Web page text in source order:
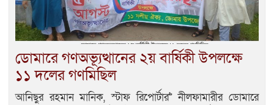
ডোমারে গণঅভ্যূত্থানের ২য় বার্ষিকী উপলক্ষে
১১ দলের গণমিছিল
আনিছুর রহমান মানিক, স্টাফ রিপোর্টার>> নীলফামারীর ডোমারে